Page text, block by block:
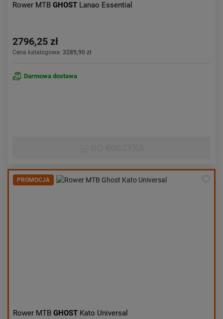
Rower MTB GHOST Lanao Essential
2796,25 zł
Cena katalogowa: 3289,90 zł
Darmowa dostawa
PROMOCJA
Rower MTB GHOST Kato Universal